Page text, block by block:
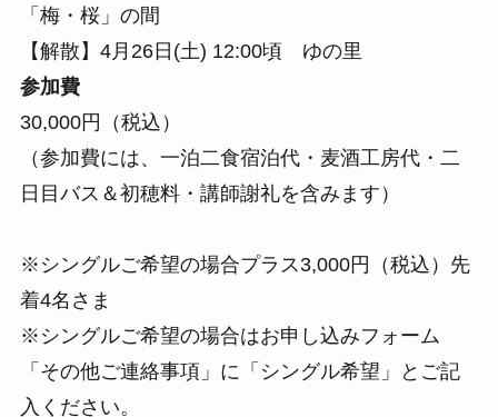
「梅・桜」の間
【解散】 4月26日(土) 12:00頃ゆの里
参加費
30,000円（税込）
（参加費には、一泊二食宿泊代・麦酒工房代・二
日目バス＆初穂料・講師謝礼を含みます）
※シングルご希望の場合プラス3,000円（税込）先
着4名さま
※シングルご希望の場合はお申し込みフォーム
「その他ご連絡事項」に「シングル希望」
とご記
入ください。